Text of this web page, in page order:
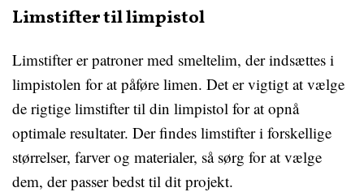
Limstifter til limpistol
Limstifter er patroner med smeltelim, der indsættes i
limpistolen for at påføre limen. Det er vigtigt at vælge
de rigtige limstifter til din limpistol for at opnå
optimale resultater. Der findes limstifter i forskellige
størrelser, farver og materialer, så sørg for at vælge
dem, der passer bedst til dit projekt.